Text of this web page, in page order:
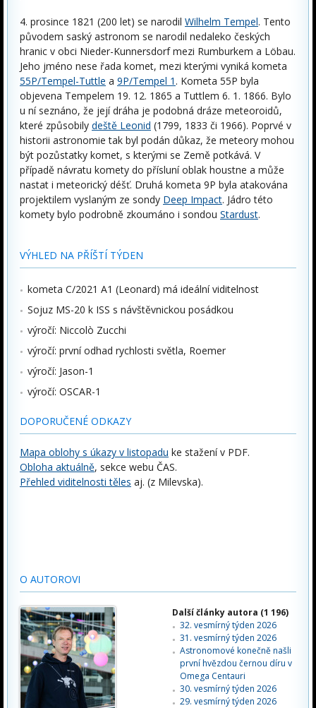
4. prosince 1821 (200 let) se narodil Wilhelm Tempel. Tento
původem saský astronom se narodil nedaleko českých
hranic v obci Nieder-Kunnersdorf mezi Rumburkem a Löbau.
Jeho jméno nese řada komet, mezi kterými vyniká kometa
55P/Tempel-Tuttle a 9P/Tempel 1 . Kometa 55P byla
objevena Tempelem 19. 12. 1865 a Tuttlem 6. 1. 1866. Bylo
u ní seznáno, že její dráha je podobná dráze meteoroidů,
které způsobily deště Leonid (1799, 1833 či 1966). Poprvé v
historii astronomie tak byl podán důkaz, že meteory mohou
být pozůstatky komet, s kterými se Země potkává. V
případě návratu komety do přísluní oblak houstne a může
nastat i meteorický déšť. Druhá kometa 9P byla atakována
projektilem vyslaným ze sondy Deep Impact. Jádro této
komety bylo podrobně zkoumáno i sondou Stardust.
VÝHLED NA PŘÍŠTÍ TÝDEN
kometa C/2021 A1 (Leonard) má ideální viditelnost
Sojuz MS-20 k ISS s návštěvnickou posádkou
výročí: Niccolò Zucchi
výročí: první odhad rychlosti světla, Roemer
výročí: Jason-1
výročí: OSCAR-1
DOPORUČENÉ ODKAZY
Mapa oblohy s úkazy v listopadu ke stažení v PDF.
Obloha aktuálně, sekce webu ČAS.
Přehled viditelnosti těles aj. (z Milevska).
O AUTOROVI
Další články autora (1 196)
32. vesmírný týden 2026
31. vesmírný týden 2026
Astronomové konečně našli
první hvězdou černou díru v
Omega Centauri
30. vesmírný týden 2026
29. vesmírný týden 2026